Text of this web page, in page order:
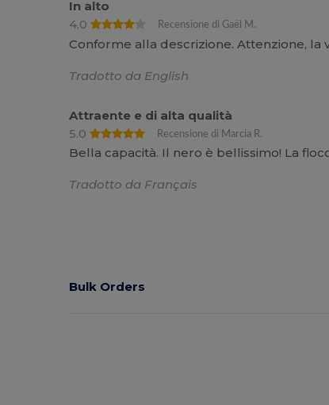
In alto
4.0
Recensione di Gaël M.
Conforme alla descrizione. Attenzione, la
Tradotto da English
Attraente e di alta qualità
5.0
Recensione di Marcia R.
Bella capacità. Il nero è bellissimo! La
Tradotto da Français
Bulk Orders